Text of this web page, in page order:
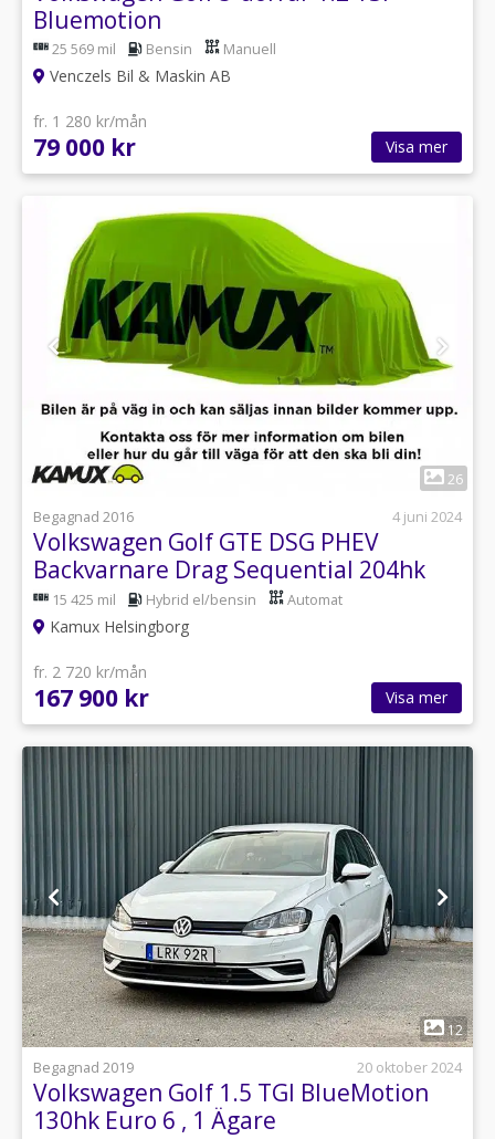
Bluemotion
25 569 mil Bensin Manuell
Venczels Bil & Maskin AB
fr. 1 280 kr/mån
79 000 kr Visa mer
26
Begagnad 2016
4 juni 2024
Volkswagen Golf GTE DSG PHEV
Backvarnare Drag Sequential 204hk
15 425 mil Hybrid el/bensin Automat
Kamux Helsingborg
fr. 2 720 kr/mån
167 900 kr Visa mer
1
12
Begagnad 2019
20 oktober 2024
Volkswagen Golf 1.5 TGI BlueMotion
130hk Euro 6 , 1 Ägare